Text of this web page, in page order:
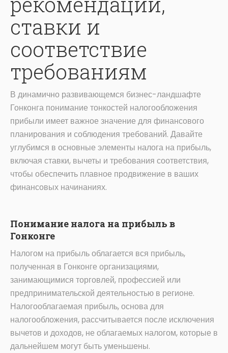
ставки и
соответствие
требованиям
В динамично развивающемся бизнес-ландшафте
Гонконга понимание тонкостей налогообложения
прибыли имеет важное значение для финансового
планирования и соблюдения требований. Давайте
углубимся в основные элементы налога на прибыль,
включая ставки, вычеты и требования соответствия,
чтобы обеспечить плавное продвижение в ваших
финансовых начинаниях.
Понимание налога на прибыль в
Гонконге
Налогом на прибыль облагается вся прибыль,
полученная в Гонконге организациями,
занимающимися торговлей, профессией или
предпринимательской деятельностью в регионе.
Налогооблагаемая прибыль, основа для
налогообложения, рассчитывается после исключения
вычетов и доходов, не облагаемых налогом, которые в
дальнейшем могут быть уменьшены.